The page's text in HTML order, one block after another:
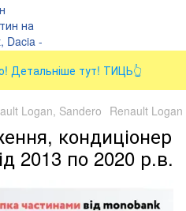
Детальніше тут! ТИЦЬ👆
Logan, Sandero Renault
кондиціонер
2013 по 2020 р.в.